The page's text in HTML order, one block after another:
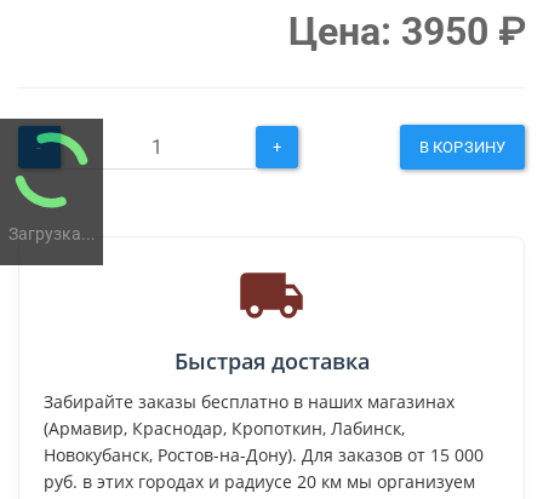
Загрузка...
Цена: 3950 ₽
- + В КОРЗИНУ
Быстрая доставка
Забирайте заказы бесплатно в наших магазинах
(Армавир, Краснодар, Кропоткин, Лабинск,
Новокубанск, Ростов-на-Дону). Для заказов от 15 000
руб. в этих городах и радиусе 20 км мы организуем